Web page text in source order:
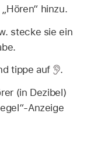
hinzu.
stecke sie ein
tippe auf
.
(in Dezibel)
Anzeige